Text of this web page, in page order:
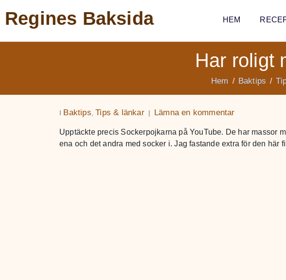
Regines Baksida HEM
Har roligt
Hem Baktips
I Baktips ,Tips & länkar Lämna en kommentar
Upptäckte precis Sockerpojkarna på YouTube. De har massor
ena och det andra med socker i. Jag fastande extra för den här